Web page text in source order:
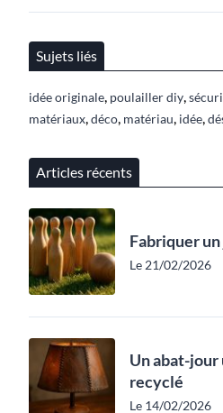
Sujets liés
idée originale poulailler diy
matériaux déco matériau idée
Articles récents
Fabriquer
Le 21/02/2026
Un abat-jour
recyclé
Le 14/02/2026